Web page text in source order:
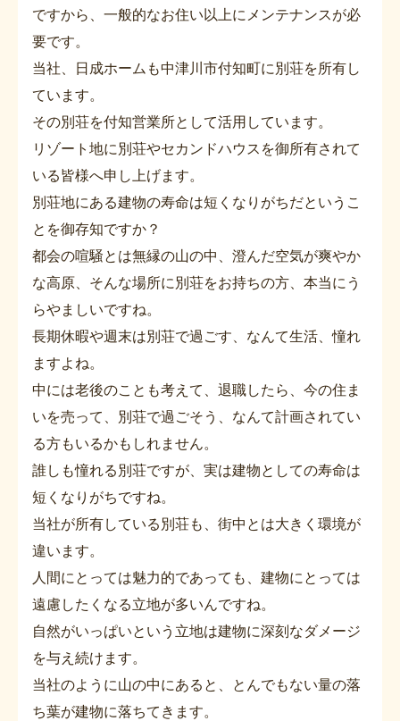
ですから、一般的なお住い以上にメンテナンスが必
要です。
当社、日成ホームも中津川市付知町に別荘を所有し
ています。
その別荘を付知営業所として活用しています。
リゾート地に別荘やセカンドハウスを御所有されて
いる皆様へ申し上げます。
別荘地にある建物の寿命は短くなりがちだというこ
とを御存知ですか？
都会の喧騒とは無縁の山の中、澄んだ空気が爽やか
な高原、そんな場所に別荘をお持ちの方、本当にう
らやましいですね。
長期休暇や週末は別荘で過ごす、なんて生活、憧れ
ますよね。
中には老後のことも考えて、退職したら、今の住ま
いを売って、別荘で過ごそう、なんて計画されてい
る方もいるかもしれません。
誰しも憧れる別荘ですが、実は建物としての寿命は
短くなりがちですね。
当社が所有している別荘も、街中とは大きく環境が
違います。
人間にとっては魅力的であっても、建物にとっては
遠慮したくなる立地が多いんですね。
自然がいっぱいという立地は建物に深刻なダメージ
を与え続けます。
当社のように山の中にあると、とんでもない量の落
ち葉が建物に落ちてきます。